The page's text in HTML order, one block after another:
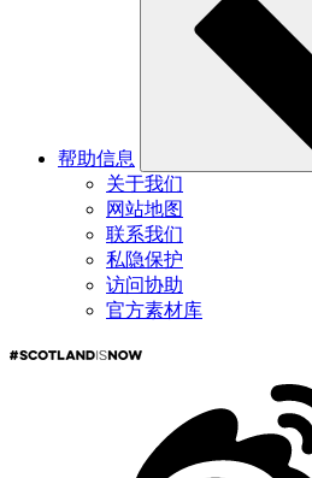
帮助信息
关于我们
网站地图
联系我们
私隐保护
访问协助
官方素材库